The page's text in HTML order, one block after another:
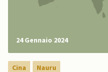
24 Gennaio 2024
Cina Nauru